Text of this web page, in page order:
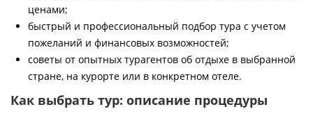
ценами;
быстрый и профессиональный подбор тура с учетом
пожеланий и финансовых возможностей;
советы от опытных турагентов об отдыхе в выбранной
стране, на курорте или в конкретном отеле.
Как выбрать тур: описание процедуры